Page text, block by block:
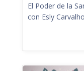
El Poder de la
con Esly